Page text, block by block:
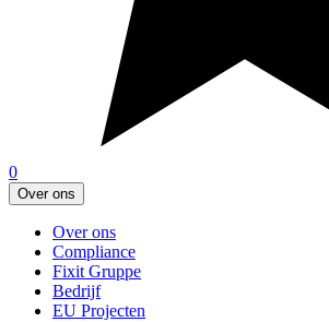
0
Over ons
Over ons
Compliance
Fixit Gruppe
Bedrijf
EU Projecten